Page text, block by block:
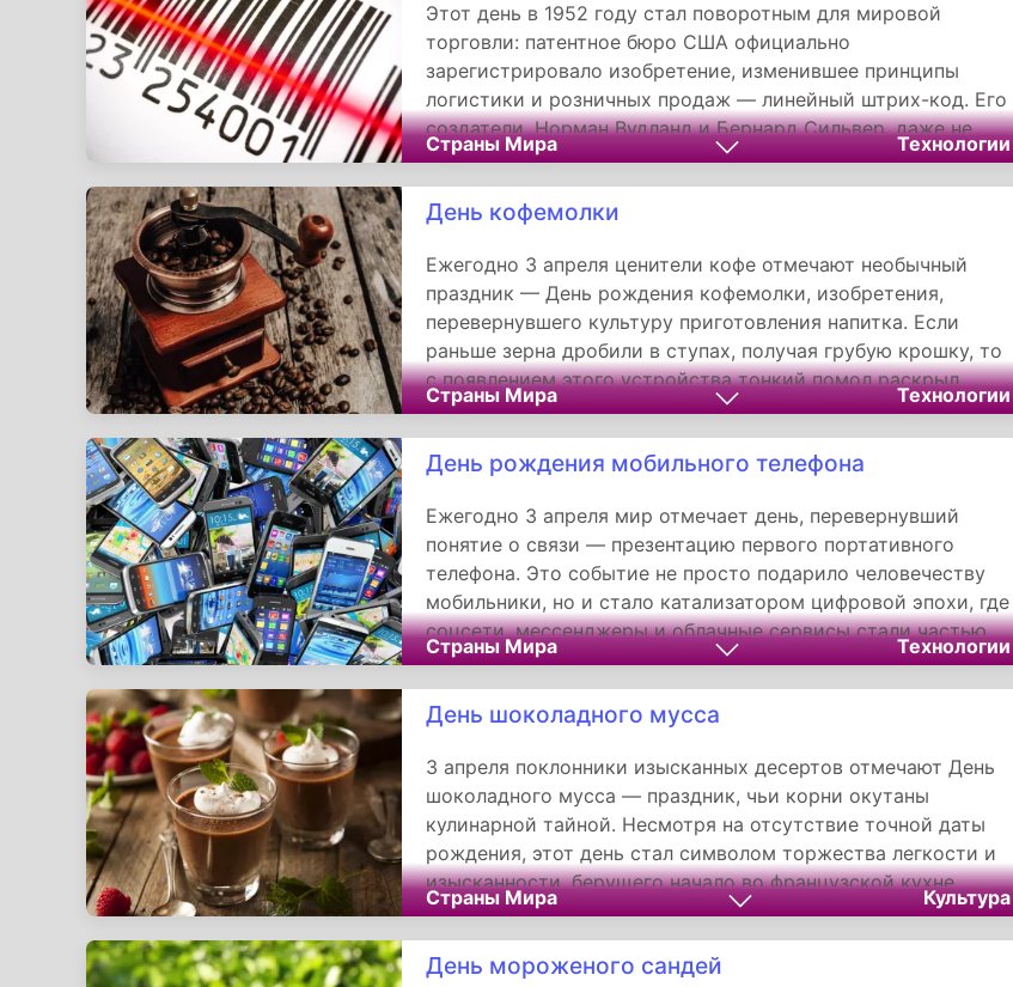
Этот день в 1952 году стал поворотным для мировой
торговли: патентное бюро США официально
зарегистрировало изобретение, изменившее принципы
логистики и розничных продаж — линейный штрих-код. Его
создатели, Норман Вудланд и Бернард Сильвер, даже не
подозревали, что их идея, рождённая на пляжах Флориды,
станет символом технологической революции.
Страны Мира Технологии
День кофемолки
Ежегодно 3 апреля ценители кофе отмечают необычный
праздник — День рождения кофемолки, изобретения,
перевернувшего культуру приготовления напитка. Если
раньше зерна дробили в ступах, получая грубую крошку, то
с появлением этого устройства тонкий помол раскрыл
истинную глубину кофейного букета.
Страны Мира Технологии
День рождения мобильного телефона
Ежегодно 3 апреля мир отмечает день, перевернувший
понятие о связи — презентацию первого портативного
телефона. Это событие не просто подарило человечеству
мобильники, но и стало катализатором цифровой эпохи, где
соцсети, мессенджеры и облачные сервисы стали частью
повседневности.
Страны Мира Технологии
День шоколадного мусса
3 апреля поклонники изысканных десертов отмечают День
шоколадного мусса — праздник, чьи корни окутаны
кулинарной тайной. Несмотря на отсутствие точной даты
рождения, этот день стал символом торжества легкости и
изысканности, берущего начало во французской кухне.
Слово «мусс» (фр. _mousse_ — «пена») идеально отражает
суть лакомства: нежная текстура, наполненная миллионами
воздушных пузырьков, тающих на языке.
Страны Мира Культура
День мороженого сандей